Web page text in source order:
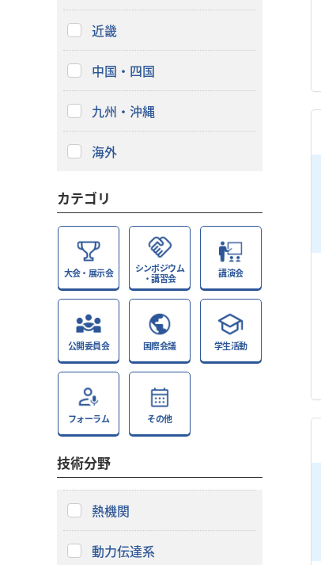
近畿
中国・四国
九州・沖縄
海外
カテゴリ
大会・展示会
シンポジウム
・講習会
講演会
公開委員会 国際会議 学生活動
フォーラム その他
技術分野
熱機関
動力伝達系